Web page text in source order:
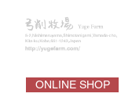
ONLINE SHOP